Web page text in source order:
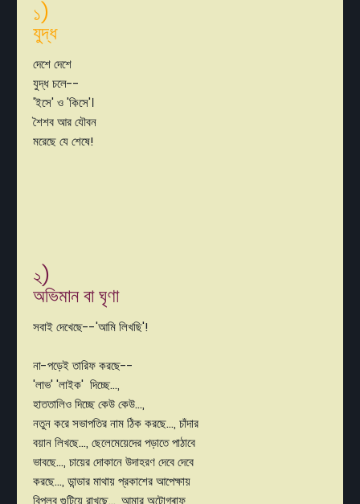
১)
যুদ্ধ
দেশে দেশে
যুদ্ধ চলে--
'ইসে' ও 'কিসে'।
শৈশব আর যৌবন
মরেছে যে শেষে!
২)
অভিমান বা ঘৃণা
সবাই দেখেছে--'আমি লিখছি'!
না-পড়েই তারিফ করছে--
'লাভ' 'লাইক' দিচ্ছে...,
হাততালিও দিচ্ছে কেউ কেউ...,
নতুন করে সভাপতির নাম ঠিক করছে..., চাঁদার
বয়ান লিখছে..., ছেলেমেয়েদের পড়াতে পাঠাবে
ভাবছে..., চায়ের দোকানে উদাহরণ দেবে দেবে
করছে..., ডান্ডার মাথায় প্রকাশের আপেক্ষায়
বিপ্লব গুটিয়ে রাখছে..., আমার অটোগ্ৰাফ